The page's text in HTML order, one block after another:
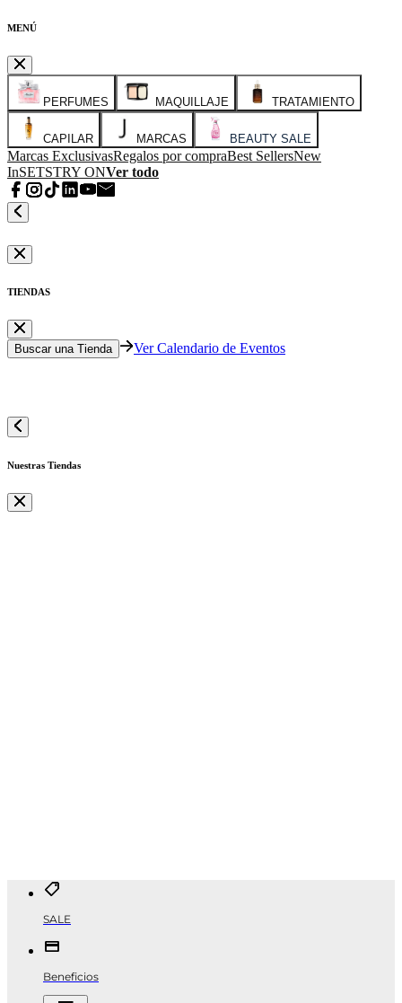
MENÚ
PERFUMES MAQUILLAJE TRATAMIENTO
CAPILAR MARCAS BEAUTY SALE
Marcas ExclusivasRegalos por compraBest SellersNew
InSETSTRY ONVer todo
TIENDAS
Buscar una Tienda Ver Calendario de Eventos
Nuestras Tiendas
SALE
Beneficios